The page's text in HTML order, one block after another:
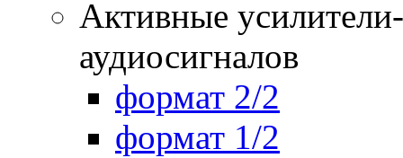
Активные
аудиосигналов
формат 2/2
формат 1/2